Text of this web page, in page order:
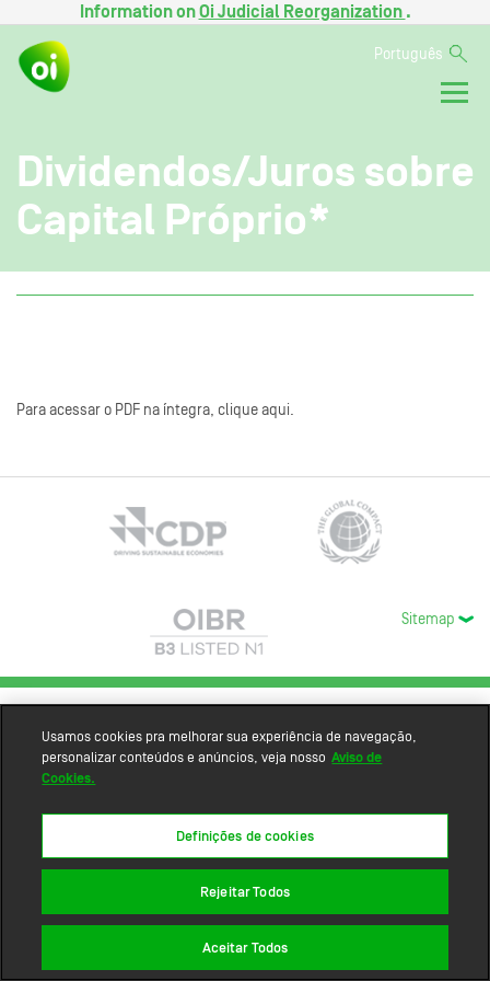
Information onOi Judicial Reorganization .
Português
Dividendos/Juros sobre
Capital Próprio*
Para acessar o PDF na íntegra, clique aqui.
Sitemap
Usamos cookies pra melhorar sua experiência de navegação,
personalizar conteúdos e anúncios, veja nosso Aviso de
Cookies.
Definições de cookies
Rejeitar Todos
Aceitar Todos